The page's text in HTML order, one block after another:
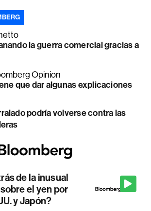
la guerra comercial gracias a
Opinion
que dar algunas explicaciones
podría volverse contra las
de la inusual
el yen por
y Japón?